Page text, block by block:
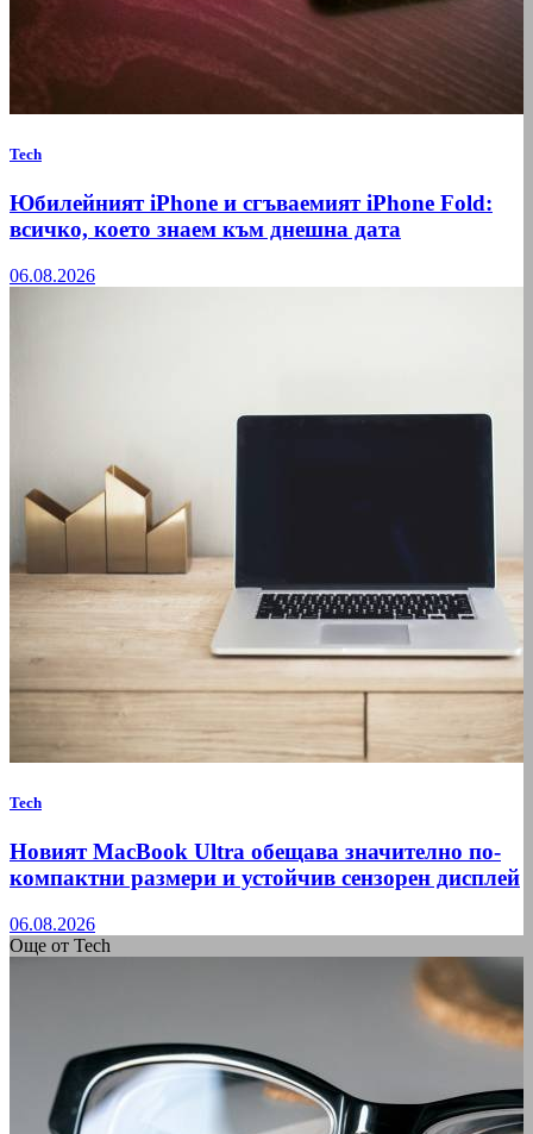
Tech
Юбилейният iPhone и сгъваемият iPhone Fold:
всичко, което знаем към днешна дата
06.08.2026
Tech
Новият MacBook Ultra обещава значително по-
компактни размери и устойчив сензорен дисплей
06.08.2026
Още от Tech